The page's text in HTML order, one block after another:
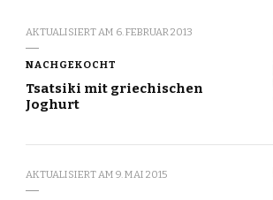
AKTUALISIERT AM 6. FEBRUAR 2013
NACHGEKOCHT
Tsatsiki mit griechischen
Joghurt
AKTUALISIERT AM 9. MAI 2015